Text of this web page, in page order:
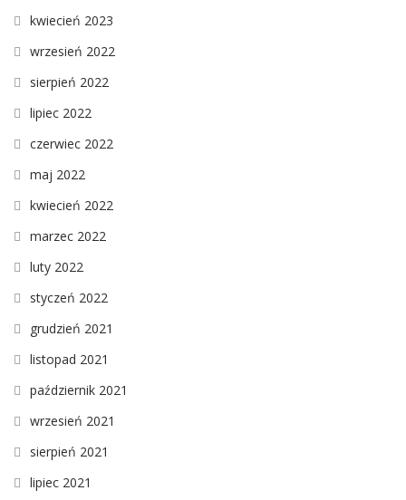
kwiecień 2023
wrzesień 2022
sierpień 2022
lipiec 2022
czerwiec 2022
maj 2022
kwiecień 2022
marzec 2022
luty 2022
styczeń 2022
grudzień 2021
listopad 2021
październik 2021
wrzesień 2021
sierpień 2021
lipiec 2021